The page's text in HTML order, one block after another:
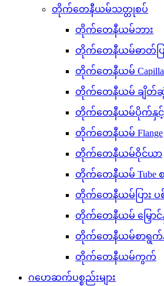
တိုက်တေနီယမ်သတ္တုစပ်
တိုက်တေနီယမ်ဘား
တိုက်တေနီယမ်ဓာတ်ပြ
တိုက်တေနီယမ်
တိုက်တေနီယမ် ချိတ်ဆွဲ
တိုက်တေနီယမ်ပိုက်နှင့်
တိုက်တေနီယမ် Flange
တိုက်တေနီယမ်ဝိုင်ယာ
တိုက်တေနီယမ် Tube
တိုက်တေနီယမ်ပြား
တိုက်တေနီယမ် မြှောင်
တိုက်တေနီယမ်စာရွက်နှ
တိုက်တေနီယမ်ကွက်
ဂဟေဆက်ပစ္စည်းများ